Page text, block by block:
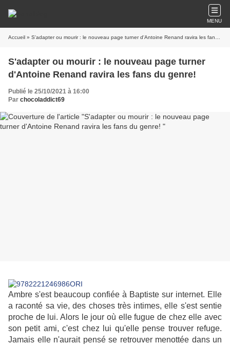
MENU
Accueil » S'adapter ou mourir : le nouveau page turner d'Antoine Renand ravira les fans du genre!
S'adapter ou mourir : le nouveau page turner
d'Antoine Renand ravira les fans du genre!
Publié le 25/10/2021 à 16:00
Par chocoladdict69
Ambre s'est beaucoup confiée à Baptiste sur internet. Elle
a raconté sa vie, des choses très intimes, elle s'est sentie
proche de lui. Alors le jour où elle fugue de chez elle avec
son petit ami, c'est chez lui qu'elle pense trouver refuge.
Jamais elle n'aurait pensé se retrouver menottée dans un